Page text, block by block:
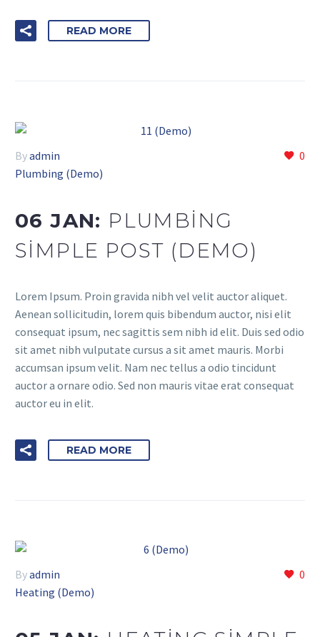
READ MORE
0
Byadmin
Plumbing (Demo)
06 JAN: PLUMBING
SIMPLE POST (DEMO)
Lorem Ipsum. Proin gravida nibh vel velit auctor aliquet.
Aenean sollicitudin, lorem quis bibendum auctor, nisi elit
consequat ipsum, nec sagittis sem nibh id elit. Duis sed odio
sit amet nibh vulputate cursus a sit amet mauris. Morbi
accumsan ipsum velit. Nam nec tellus a odio tincidunt
auctor a ornare odio. Sed non mauris vitae erat consequat
auctor eu in elit.
READ MORE
0
Byadmin
Heating (Demo)